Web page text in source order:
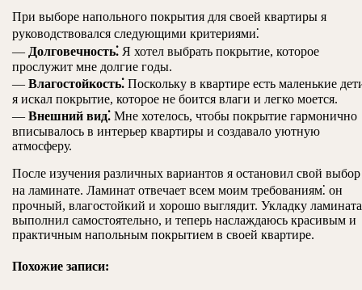
При выборе напольного покрытия для своей квартиры я
руководствовался следующими критериями⁚
— Долговечность⁚ Я хотел выбрать покрытие, которое
прослужит мне долгие годы.
— Влагостойкость⁚ Поскольку в квартире есть маленькие
я искал покрытие, которое не боится влаги и легко моется.
— Внешний вид⁚ Мне хотелось, чтобы покрытие гармонично
вписывалось в интерьер квартиры и создавало уютную
атмосферу.
После изучения различных вариантов я остановил свой выбор
на ламинате. Ламинат отвечает всем моим требованиям⁚ он
прочный, влагостойкий и хорошо выглядит. Укладку
выполнил самостоятельно, и теперь наслаждаюсь красивым и
практичным напольным покрытием в своей квартире.
Похожие записи: